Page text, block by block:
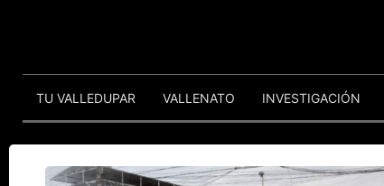
TU VALLEDUPAR VALLENATO INVESTIGACIÓN